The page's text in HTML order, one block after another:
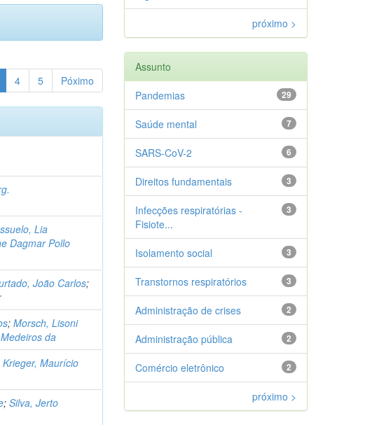
4 5 Póximo
Lia
Dagmar Pollo
João Carlos;
;Morsch, Lisoni
da
Krieger, Maurício
;Silva, Jerto
próximo >
Assunto
29
Pandemias
7
Saúde mental
6
SARS-CoV-2
3
Direitos fundamentais
3
Infecções respiratórias -
Fisiote...
3
Isolamento social
3
Transtornos respiratórios
2
Administração de crises
2
Administração pública
2
Comércio eletrônico
próximo >